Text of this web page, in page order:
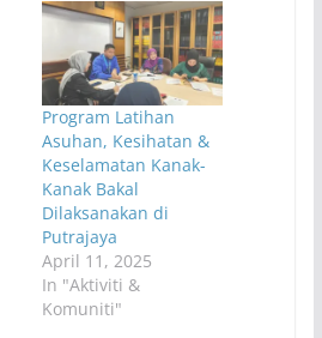
Program Latihan
Asuhan, Kesihatan &
Keselamatan Kanak-
Kanak Bakal
Dilaksanakan di
Putrajaya
April 11, 2025
In "Aktiviti &
Komuniti"